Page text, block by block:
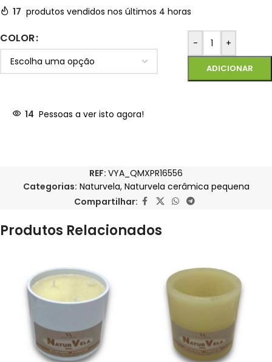
17 produtos vendidos nos últimos 4 horas
COLOR - +
ADICIONAR
14 Pessoas a ver isto agora!
REF: VYA_QMXPR16556
Categorias: Naturvela, Naturvela cerâmica pequena
Compartilhar:
Produtos Relacionados